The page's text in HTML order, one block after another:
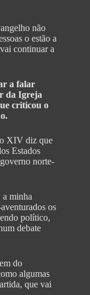
não
o estão a
continuar a
a falar
da Igreja
criticou o
XIV diz que
Estados
norte-
a minha
os
político,
debate
do
algumas
que vai